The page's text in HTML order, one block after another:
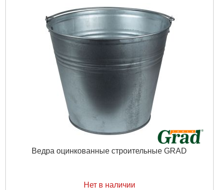
Ведра оцинкованные строительные GRAD
Нет в наличии